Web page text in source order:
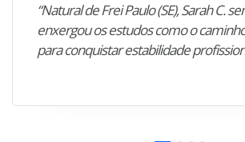
“Natural de Frei Paulo (SE), Sarah C.
enxergou os estudos como o
para conquistar estabilidade